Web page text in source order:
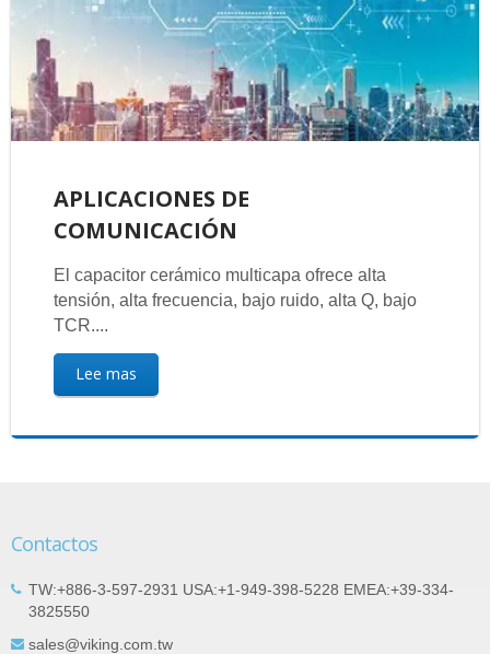
APLICACIONES DE
COMUNICACIÓN
El capacitor cerámico multicapa ofrece alta
tensión, alta frecuencia, bajo ruido, alta Q, bajo
TCR....
Lee mas
Contactos
TW:+886-3-597-2931 USA:+1-949-398-5228 EMEA:+39-334-
3825550
sales@viking.com.tw